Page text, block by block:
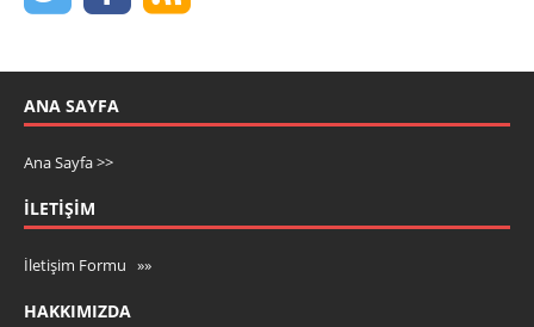
ANA SAYFA
Ana Sayfa >>
İLETIŞIM
İletişim Formu »»
HAKKIMIZDA